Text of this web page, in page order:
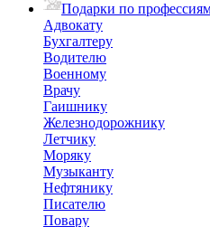
Подарки по
Адвокату
Бухгалтеру
Водителю
Военному
Врачу
Гаишнику
Железнодорожнику
Летчику
Моряку
Музыканту
Нефтянику
Писателю
Повару